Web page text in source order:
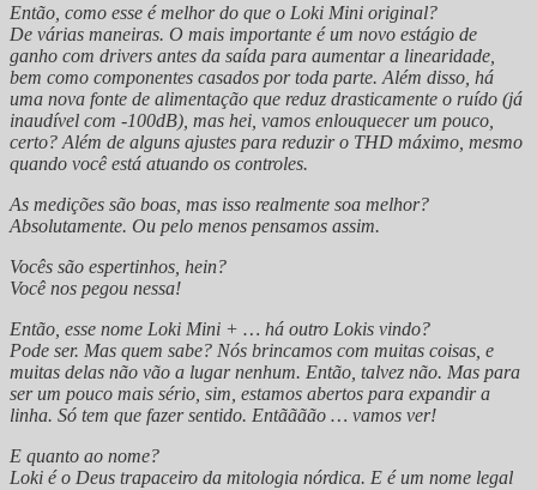
Então, como esse é melhor do que o Loki Mini original?
De várias maneiras. O mais importante é um novo estágio de
ganho com drivers antes da saída para aumentar a linearidade,
bem como componentes casados por toda parte. Além disso, há
uma nova fonte de alimentação que reduz drasticamente o ruído (já
inaudível com -100dB), mas hei, vamos enlouquecer um pouco,
certo? Além de alguns ajustes para reduzir o THD máximo, mesmo
quando você está atuando os controles.
As medições são boas, mas isso realmente soa melhor?
Absolutamente. Ou pelo menos pensamos assim.
Vocês são espertinhos, hein?
Você nos pegou nessa!
Então, esse nome Loki Mini + … há outro Lokis vindo?
Pode ser. Mas quem sabe? Nós brincamos com muitas coisas, e
muitas delas não vão a lugar nenhum. Então, talvez não. Mas para
ser um pouco mais sério, sim, estamos abertos para expandir a
linha. Só tem que fazer sentido. Entãããão … vamos ver!
E quanto ao nome?
Loki é o Deus trapaceiro da mitologia nórdica. E é um nome legal